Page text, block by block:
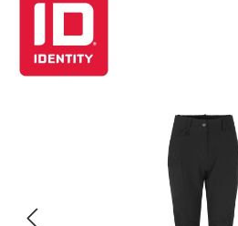
Bildergalerie überspringen